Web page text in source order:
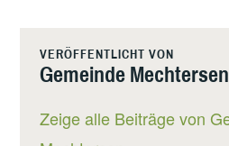
VERÖFFENTLICHT VON
Gemeinde Mechtersen
Zeige alle Beiträge von